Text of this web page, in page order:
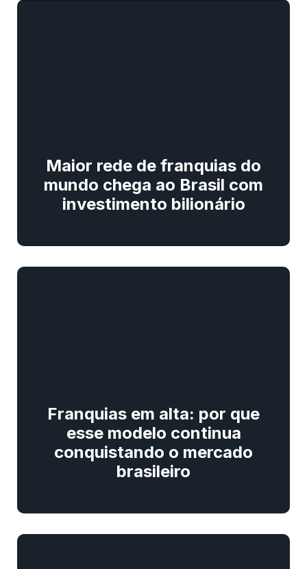
Maior rede de franquias do
mundo chega ao Brasil com
investimento bilionário
Franquias em alta: por que
esse modelo continua
conquistando o mercado
brasileiro